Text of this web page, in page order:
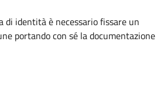
di identità è necessario fissare un
portando con sé la documentazione